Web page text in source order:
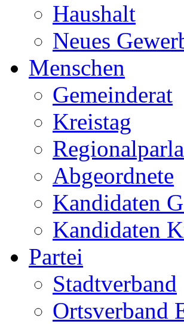
Haushalt
Neues
Menschen
Gemeinderat
Kreistag
Abgeordnete
Kandidaten
Kandidaten
Partei
Stadtverband
Ortsverband